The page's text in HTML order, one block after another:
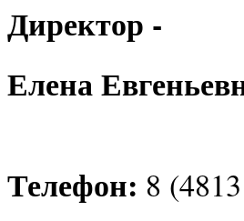
Директор -
Елена
Телефон: 8